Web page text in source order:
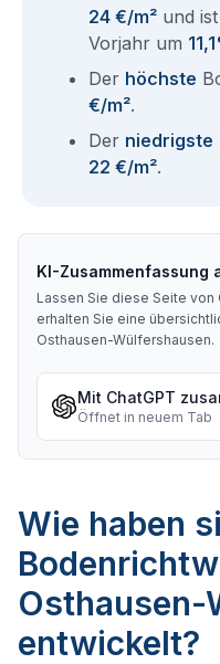
24 €/m² und
Vorjahr um
Der höchste
€/m².
Der niedrigste
22 €/m².
KI-Zusammenfassung
Lassen Sie diese Seite von
erhalten Sie eine
Osthausen-Wülfershausen.
Mit ChatGPT
Öffnet in neuem Tab
Wie haben
Osthausen-
entwickelt?